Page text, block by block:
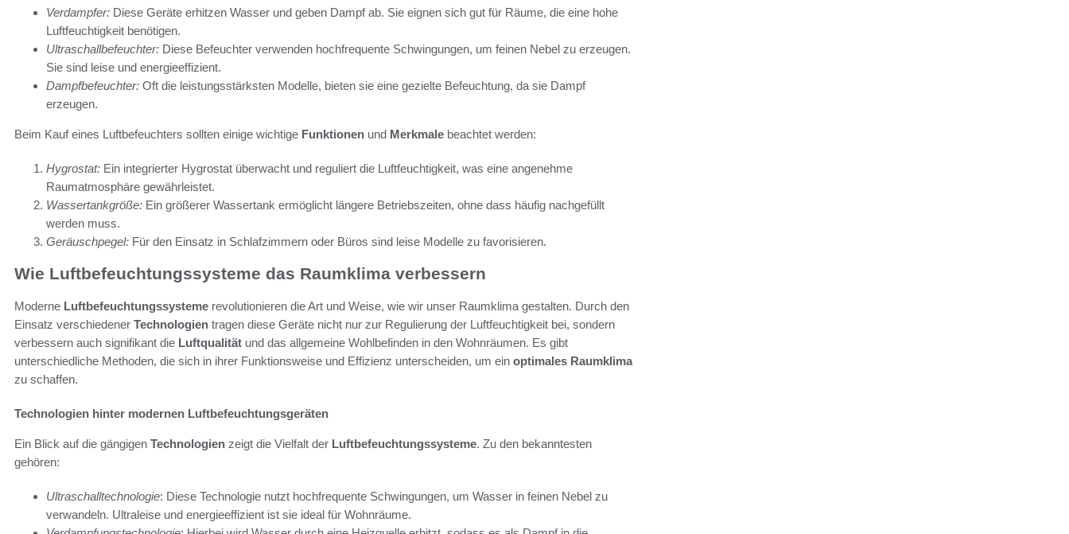
Verdampfer: Diese Geräte erhitzen Wasser und geben Dampf ab. Sie eignen sich gut für Räume, die eine hohe
Luftfeuchtigkeit benötigen.
Ultraschallbefeuchter: Diese Befeuchter verwenden hochfrequente Schwingungen, um feinen Nebel zu erzeugen.
Sie sind leise und energieeffizient.
Dampfbefeuchter: Oft die leistungsstärksten Modelle, bieten sie eine gezielte Befeuchtung, da sie Dampf
erzeugen.
Beim Kauf eines Luftbefeuchters sollten einige wichtige Funktionen und Merkmale beachtet werden:
Hygrostat: Ein integrierter Hygrostat überwacht und reguliert die Luftfeuchtigkeit, was eine angenehme
Raumatmosphäre gewährleistet.
Wassertankgröße: Ein größerer Wassertank ermöglicht längere Betriebszeiten, ohne dass häufig nachgefüllt
werden muss.
Geräuschpegel: Für den Einsatz in Schlafzimmern oder Büros sind leise Modelle zu favorisieren.
Wie Luftbefeuchtungssysteme das Raumklima verbessern
Moderne Luftbefeuchtungssysteme revolutionieren die Art und Weise, wie wir unser Raumklima gestalten. Durch den
Einsatz verschiedener Technologien tragen diese Geräte nicht nur zur Regulierung der Luftfeuchtigkeit bei, sondern
verbessern auch signifikant die Luftqualität und das allgemeine Wohlbefinden in den Wohnräumen. Es gibt
unterschiedliche Methoden, die sich in ihrer Funktionsweise und Effizienz unterscheiden, um ein optimales Raumklima
zu schaffen.
Technologien hinter modernen Luftbefeuchtungsgeräten
Ein Blick auf die gängigen Technologien zeigt die Vielfalt der Luftbefeuchtungssysteme. Zu den bekanntesten
gehören:
Ultraschalltechnologie: Diese Technologie nutzt hochfrequente Schwingungen, um Wasser in feinen Nebel zu
verwandeln. Ultraleise und energieeffizient ist sie ideal für Wohnräume.